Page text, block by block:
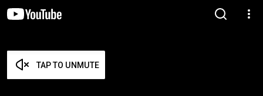
TAP TO UNMUTE